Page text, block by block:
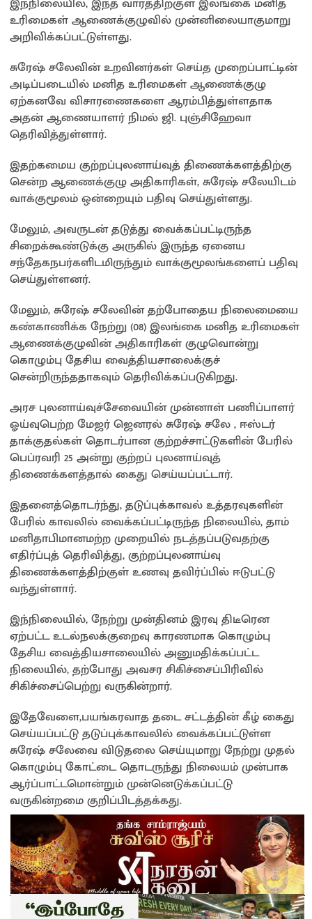
உரிமைகள் ஆணைக்குழுவில் முன்னிலையாகுமாறு
அறிவிக்கப்பட்டுள்ளது.
சுரேஷ் சலேவின் உறவினர்கள் செய்த முறைப்பாட்டின்
அடிப்படையில் மனித உரிமைகள் ஆணைக்குழு
ஏற்கனவே விசாரணைகளை ஆரம்பித்துள்ளதாக
அதன் ஆணையாளர் நிமல் ஜி. புஞ்சிஹேவா
தெரிவித்துள்ளார்.
இதற்கமைய குற்றப்புலனாய்வுத் திணைக்களத்திற்கு
சென்ற ஆணைக்குழு அதிகாரிகள், சுரேஷ் சலேயிடம்
வாக்குமூலம் ஒன்றையும் பதிவு செய்துள்ளது.
மேலும், அவருடன் தடுத்து வைக்கப்பட்டிருந்த
சிறைக்கூண்டுக்கு அருகில் இருந்த ஏனைய
சந்தேகநபர்களிடமிருந்தும் வாக்குமூலங்களைப் பதிவு
செய்துள்ளனர்.
மேலும், சுரேஷ் சலேவின் தற்போதைய நிலைமையை
கண்காணிக்க நேற்று (08) இலங்கை மனித உரிமைகள்
ஆணைக்குழுவின் அதிகாரிகள் குழுவொன்று
கொழும்பு தேசிய வைத்தியசாலைக்குச்
சென்றிருந்ததாகவும் தெரிவிக்கப்படுகிறது.
அரச புலனாய்வுச்சேவையின் முன்னாள் பணிப்பாளர்
ஓய்வுபெற்ற மேஜர் ஜெனரல் சுரேஷ் சலே , ஈஸ்டர்
தாக்குதல்கள் தொடர்பான குற்றச்சாட்டுகளின் பேரில்
பெப்ரவரி 25 அன்று குற்றப் புலனாய்வுத்
திணைக்களத்தால் கைது செய்யப்பட்டார்.
இதனைத்தொடர்ந்து, தடுப்புக்காவல் உத்தரவுகளின்
பேரில் காவலில் வைக்கப்பட்டிருந்த நிலையில், தாம்
மனிதாபிமானமற்ற முறையில் நடத்தப்படுவதற்கு
எதிர்ப்புத் தெரிவித்து, குற்றப்புலனாய்வு
திணைக்களத்திற்குள் உணவு தவிர்ப்பில் ஈடுபட்டு
வந்துள்ளார்.
இந்நிலையில், நேற்று முன்தினம் இரவு திடீரென
ஏற்பட்ட உடல்நலக்குறைவு காரணமாக கொழும்பு
தேசிய வைத்தியசாலையில் அனுமதிக்கப்பட்ட
நிலையில், தற்போது அவசர சிகிச்சைப்பிரிவில்
சிகிச்சைப்பெற்று வருகின்றார்.
இதேவேளை,பயங்கரவாத தடை சட்டத்தின் கீழ் கைது
செய்யப்பட்டு தடுப்புக்காவலில் வைக்கப்பட்டுள்ள
சுரேஷ் சலேவை விடுதலை செய்யுமாறு நேற்று முதல்
கொழும்பு கோட்டை தொடருந்து நிலையம் முன்பாக
ஆர்ப்பாட்டமொன்றும் முன்னெடுக்கப்பட்டு
வருகின்றமை குறிப்பிடத்தக்கது.